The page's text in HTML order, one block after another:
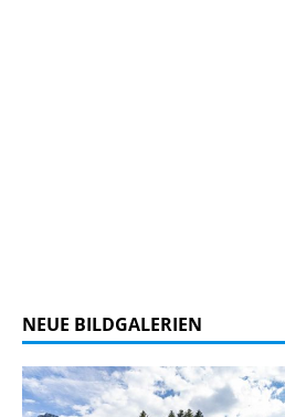
NEUE BILDGALERIEN